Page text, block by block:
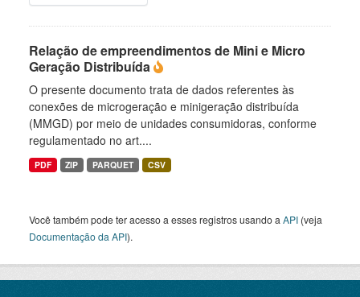
Relação de empreendimentos de Mini e Micro
Geração Distribuída
O presente documento trata de dados referentes às
conexões de microgeração e minigeração distribuída
(MMGD) por meio de unidades consumidoras, conforme
regulamentado no art....
PDF ZIP PARQUET CSV
Você também pode ter acesso a esses registros usando a API (veja
Documentação da API).